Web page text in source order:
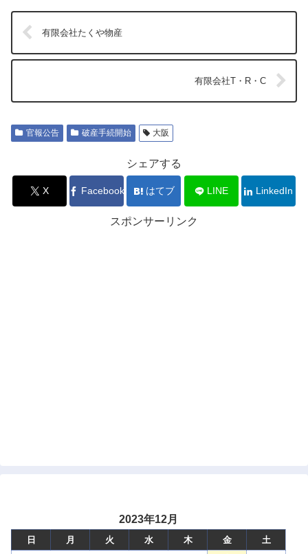
有限会社たくや物産
有限会社T・R・C
官報公告 破産手続開始 大阪
シェアする
X Facebook はてブ LINE LinkedIn
スポンサーリンク
2023年12月
日 月 火 水 木 金
土